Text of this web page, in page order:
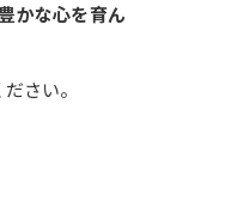
かな心を育ん
さい。